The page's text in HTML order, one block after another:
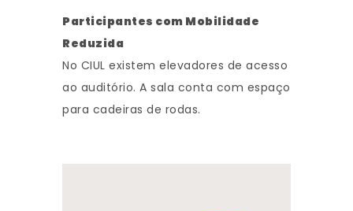
Participantes com Mobilidade
Reduzida
No CIUL existem elevadores de acesso
ao auditório. A sala conta com espaço
para cadeiras de rodas.